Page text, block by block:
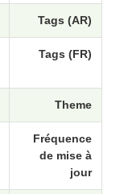
Tags (AR)
Tags (FR)
Theme
Fréquence
de mise à
jour